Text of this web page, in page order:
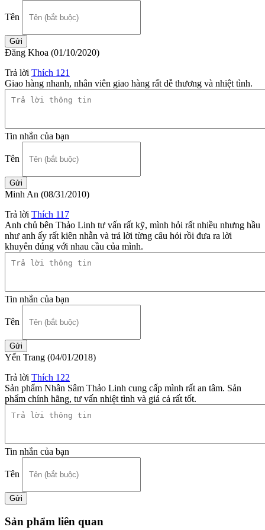
Tên
Đăng Khoa (01/10/2020)
Trả lời Thích 121
Giao hàng nhanh, nhân viên giao hàng rất dễ thương và nhiệt tình.
Tin nhắn của bạn
Tên
Minh An (08/31/2010)
Trả lời Thích 117
Anh chủ bên Thảo Linh tư vấn rất kỹ, mình hỏi rất nhiều nhưng hầu
như anh ấy rất kiên nhẫn và trả lời từng câu hỏi rồi đưa ra lời
khuyên đúng với nhau cầu của mình.
Tin nhắn của bạn
Tên
Yến Trang (04/01/2018)
Trả lời Thích 122
Sản phẩm Nhân Sâm Thảo Linh cung cấp mình rất an tâm. Sản
phẩm chính hãng, tư vấn nhiệt tình và giá cả rất tốt.
Tin nhắn của bạn
Tên
Sản phẩm liên quan